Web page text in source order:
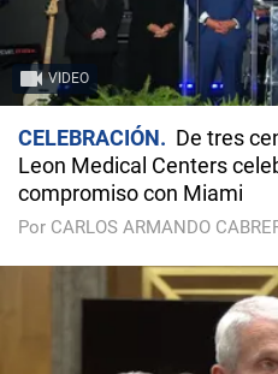
VIDEO
CELEBRACIÓN
De tres
Leon Medical Centers
compromiso con Miami
Por CARLOS ARMANDO